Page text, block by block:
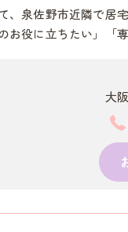
、泉佐野市近隣で居
お役に立ちたい」「
大